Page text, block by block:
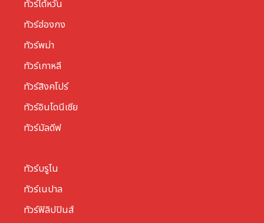
ทัวร์ไต้หวัน
ทัวร์ฮ่องกง
ทัวร์พม่า
ทัวร์เกาหลี
ทัวร์สิงคโปร์
ทัวร์อินโดนีเซีย
ทัวร์มัลดีฟ
ทัวร์บรูไน
ทัวร์เนปาล
ทัวร์ฟิลิปปินส์